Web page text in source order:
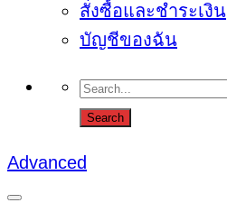
สั่งซื้อและชำระเงิน
บัญชีของฉัน
Advanced